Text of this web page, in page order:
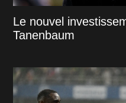
Le nouvel
Tanenbaum